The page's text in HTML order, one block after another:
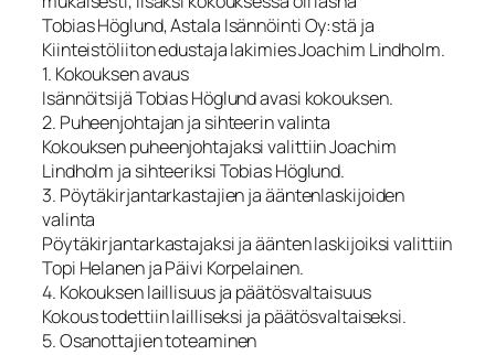
Tobias Höglund, Astala Isännöinti Oy:stä ja
Kiinteistöliiton edustaja lakimies Joachim Lindholm.
1. Kokouksen avaus
Isännöitsijä Tobias Höglund avasi kokouksen.
2. Puheenjohtajan ja sihteerin valinta
Kokouksen puheenjohtajaksi valittiin Joachim
Lindholm ja sihteeriksi Tobias Höglund.
3. Pöytäkirjantarkastajien ja ääntenlaskijoiden
valinta
Pöytäkirjantarkastajaksi ja äänten laskijoiksi valittiin
Topi Helanen ja Päivi Korpelainen.
4. Kokouksen laillisuus ja päätösvaltaisuus
Kokous todettiin lailliseksi ja päätösvaltaiseksi.
5. Osanottajien toteaminen